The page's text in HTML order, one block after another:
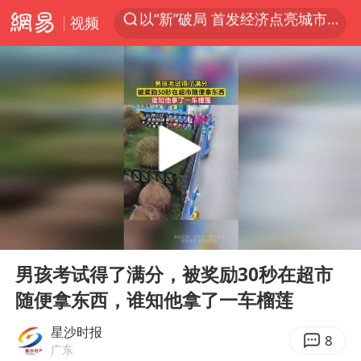
视频
台风白海豚进入48小时警戒线
中方回应是否在太平洋海底开采稀土
台风白海豚影响中国已成定局
看守所辅警收受10万获刑1年
多地要求领导干部带头休假
U17国足1分钟轰2球
宇树科技发行价格150.80元/股
今年已有4位周星驰电影配角去世
五粮液渠道价一箱上涨近百元
Play
男孩考试得了满分，被奖励30秒在超市
随便拿东西，谁知他拿了一车榴莲
星沙时报
广东 8